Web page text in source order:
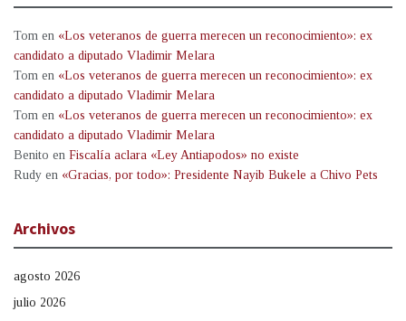
Tom en «Los veteranos de guerra merecen un reconocimiento»: ex
candidato a diputado Vladimir Melara
Tom en «Los veteranos de guerra merecen un reconocimiento»: ex
candidato a diputado Vladimir Melara
Tom en «Los veteranos de guerra merecen un reconocimiento»: ex
candidato a diputado Vladimir Melara
Benito en Fiscalía aclara «Ley Antiapodos» no existe
Rudy en «Gracias, por todo»: Presidente Nayib Bukele a Chivo Pets
Archivos
agosto 2026
julio 2026